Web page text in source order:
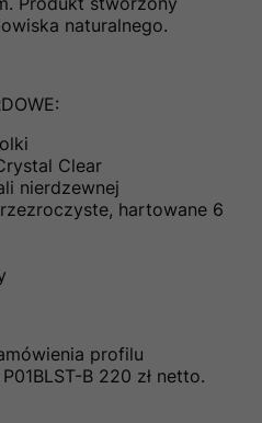
naturalnego.
Clear
nierdzewnej
hartowane 6
profilu
B 220 zł netto.